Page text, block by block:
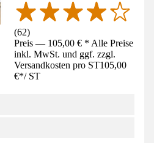
(62)
Preis — 105,00 € * Alle Preise
inkl. MwSt. und ggf. zzgl.
Versandkosten pro ST105,00
€*/ ST